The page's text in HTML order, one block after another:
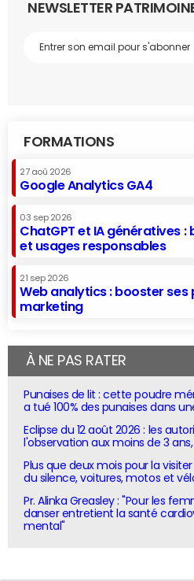
NEWSLETTER
FORMATIONS
27 aoû 2026
Google Analytics GA4
03 sep 2026
ChatGPT et IA génératives :
et usages responsables
21 sep 2026
Web analytics : booster
marketing
À NE PAS RATER
Punaises de lit : cette poudre
a tué 100% des punaises dans
Eclipse du 12 août 2026 : les
l'observation aux moins de 3
Plus que deux mois pour la
du silence, voitures, motos et
Pr. Alinka Greasley : "Pour les
danser entretient la santé
mental"